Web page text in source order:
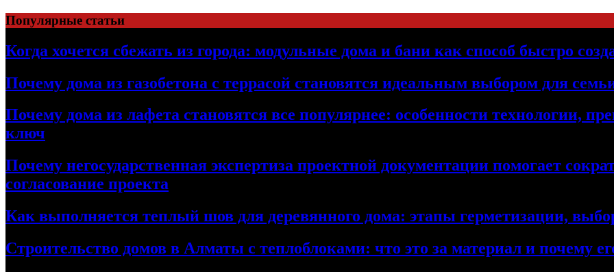
Перейти
к
содержимому
Популярные статьи
Когда хочется сбежать из города: модульные дома и бани как способ быстро
Почему дома из газобетона с террасой становятся идеальным выбором для
Почему дома из лафета становятся все популярнее: особенности технологии,
ключ
Почему негосударственная экспертиза проектной документации помогает
согласование проекта
Как выполняется теплый шов для деревянного дома: этапы герметизации,
Строительство домов в Алматы с теплоблоками: что это за материал и почему